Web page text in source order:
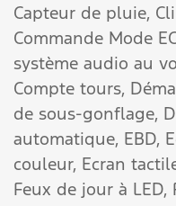
Capteur de pluie,
Commande Mode
système audio au
Compte tours,
de sous-gonflage,
automatique, EBD,
couleur, Ecran
Feux de jour à LED,